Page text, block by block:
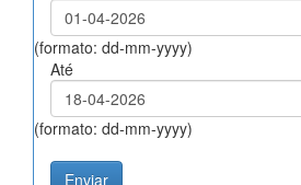
(formato: dd-mm-yyyy)
Até
(formato: dd-mm-yyyy)